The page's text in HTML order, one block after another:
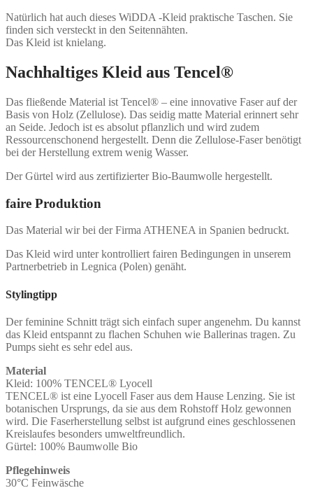
Natürlich hat auch dieses WiDDA -Kleid praktische Taschen. Sie
finden sich versteckt in den Seitennähten.
Das Kleid ist knielang.
Nachhaltiges Kleid aus Tencel®
Das fließende Material ist Tencel® – eine innovative Faser auf der
Basis von Holz (Zellulose). Das seidig matte Material erinnert sehr
an Seide. Jedoch ist es absolut pflanzlich und wird zudem
Ressourcenschonend hergestellt. Denn die Zellulose-Faser benötigt
bei der Herstellung extrem wenig Wasser.
Der Gürtel wird aus zertifizierter Bio-Baumwolle hergestellt.
faire Produktion
Das Material wir bei der Firma ATHENEA in Spanien bedruckt.
Das Kleid wird unter kontrolliert fairen Bedingungen in unserem
Partnerbetrieb in Legnica (Polen) genäht.
Stylingtipp
Der feminine Schnitt trägt sich einfach super angenehm. Du kannst
das Kleid entspannt zu flachen Schuhen wie Ballerinas tragen. Zu
Pumps sieht es sehr edel aus.
Material
Kleid: 100% TENCEL® Lyocell
TENCEL® ist eine Lyocell Faser aus dem Hause Lenzing. Sie ist
botanischen Ursprungs, da sie aus dem Rohstoff Holz gewonnen
wird. Die Faserherstellung selbst ist aufgrund eines geschlossenen
Kreislaufes besonders umweltfreundlich.
Gürtel: 100% Baumwolle Bio
Pflegehinweis
30°C Feinwäsche